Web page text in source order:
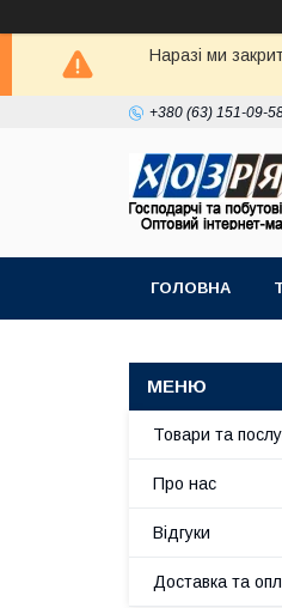
Наразі ми
+380 (63) 151-09-
ГОЛОВНА
Товари та
Про нас
Відгуки
Доставка та